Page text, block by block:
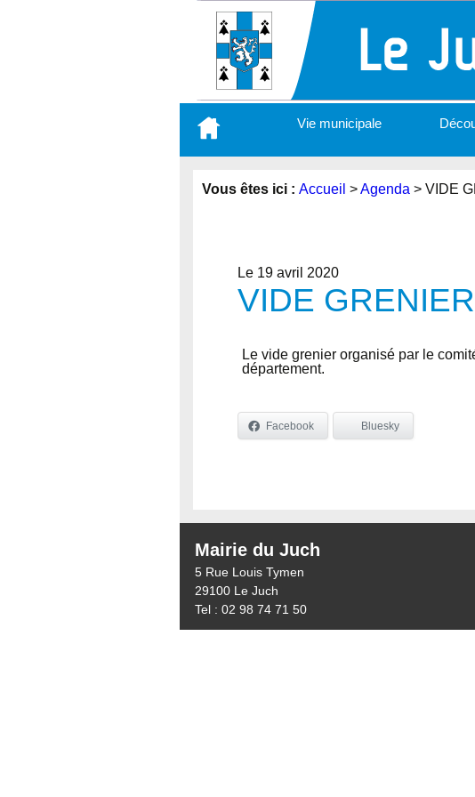
contenu
Vie municipale
Vous êtes ici : Accueil >Agenda > VIDE
Le 19 avril 2020
VIDE
Le vide grenier organisé par le
département.
Facebook Bluesky
Mairie du Juch
5 Rue Louis Tymen
29100 Le Juch
Tel : 02 98 74 71 50